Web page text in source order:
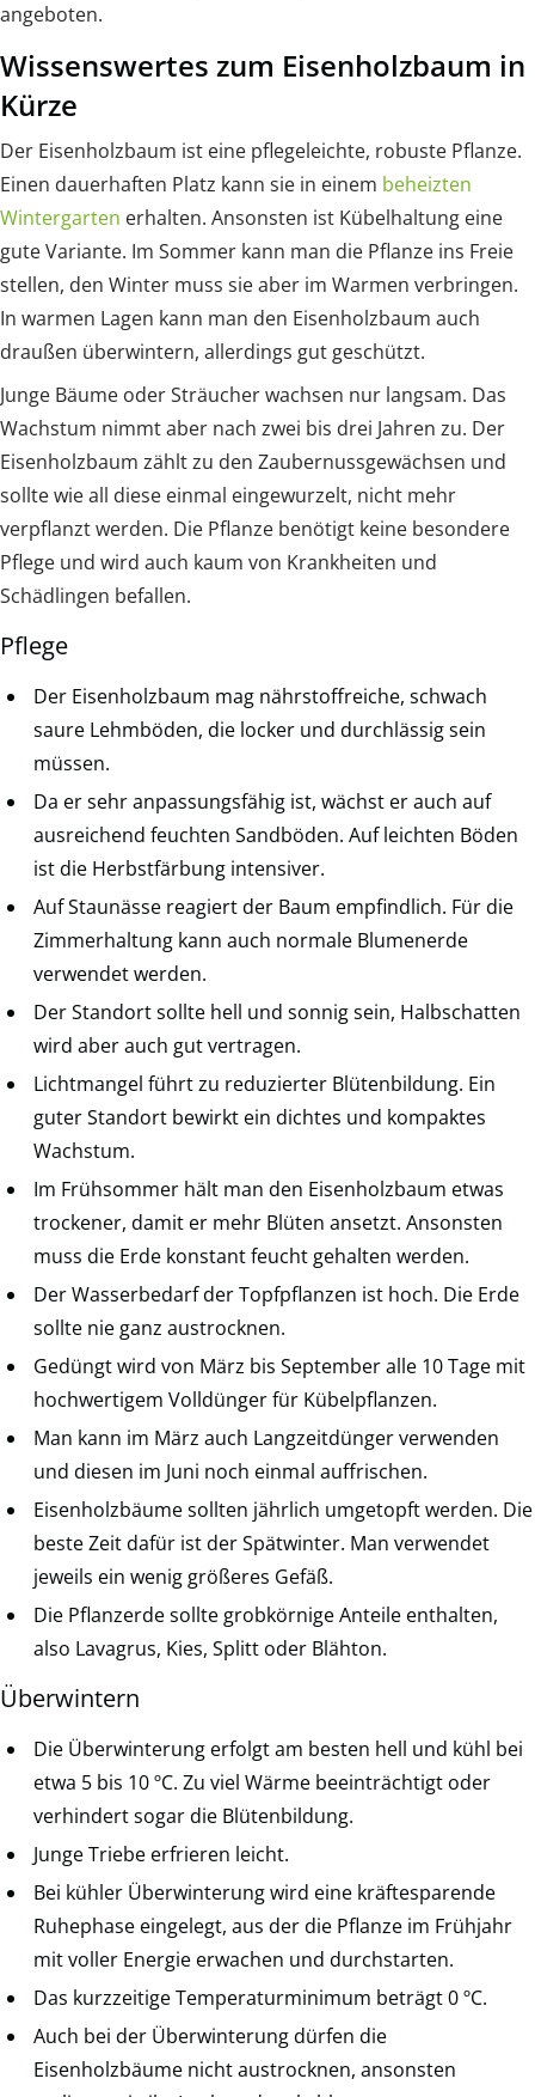
angeboten.
Wissenswertes zum Eisenholzbaum in
Kürze
Der Eisenholzbaum ist eine pflegeleichte, robuste Pflanze.
Einen dauerhaften Platz kann sie in einem beheizten
Wintergarten erhalten. Ansonsten ist Kübelhaltung eine
gute Variante. Im Sommer kann man die Pflanze ins Freie
stellen, den Winter muss sie aber im Warmen verbringen.
In warmen Lagen kann man den Eisenholzbaum auch
draußen überwintern, allerdings gut geschützt.
Junge Bäume oder Sträucher wachsen nur langsam. Das
Wachstum nimmt aber nach zwei bis drei Jahren zu. Der
Eisenholzbaum zählt zu den Zaubernussgewächsen und
sollte wie all diese einmal eingewurzelt, nicht mehr
verpflanzt werden. Die Pflanze benötigt keine besondere
Pflege und wird auch kaum von Krankheiten und
Schädlingen befallen.
Pflege
Der Eisenholzbaum mag nährstoffreiche, schwach
saure Lehmböden, die locker und durchlässig sein
müssen.
Da er sehr anpassungsfähig ist, wächst er auch auf
ausreichend feuchten Sandböden. Auf leichten Böden
ist die Herbstfärbung intensiver.
Auf Staunässe reagiert der Baum empfindlich. Für die
Zimmerhaltung kann auch normale Blumenerde
verwendet werden.
Der Standort sollte hell und sonnig sein, Halbschatten
wird aber auch gut vertragen.
Lichtmangel führt zu reduzierter Blütenbildung. Ein
guter Standort bewirkt ein dichtes und kompaktes
Wachstum.
Im Frühsommer hält man den Eisenholzbaum etwas
trockener, damit er mehr Blüten ansetzt. Ansonsten
muss die Erde konstant feucht gehalten werden.
Der Wasserbedarf der Topfpflanzen ist hoch. Die Erde
sollte nie ganz austrocknen.
Gedüngt wird von März bis September alle 10 Tage mit
hochwertigem Volldünger für Kübelpflanzen.
Man kann im März auch Langzeitdünger verwenden
und diesen im Juni noch einmal auffrischen.
Eisenholzbäume sollten jährlich umgetopft werden. Die
beste Zeit dafür ist der Spätwinter. Man verwendet
jeweils ein wenig größeres Gefäß.
Die Pflanzerde sollte grobkörnige Anteile enthalten,
also Lavagrus, Kies, Splitt oder Blähton.
Überwintern
Die Überwinterung erfolgt am besten hell und kühl bei
etwa 5 bis 10 ºC. Zu viel Wärme beeinträchtigt oder
verhindert sogar die Blütenbildung.
Junge Triebe erfrieren leicht.
Bei kühler Überwinterung wird eine kräftesparende
Ruhephase eingelegt, aus der die Pflanze im Frühjahr
mit voller Energie erwachen und durchstarten.
Das kurzzeitige Temperaturminimum beträgt 0 ºC.
Auch bei der Überwinterung dürfen die
Eisenholzbäume nicht austrocknen, ansonsten